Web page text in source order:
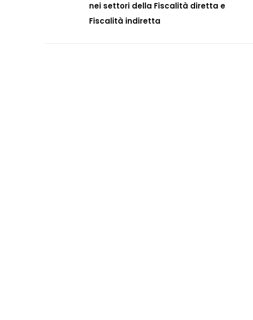
nei settori della Fiscalità diretta e
Fiscalità indiretta